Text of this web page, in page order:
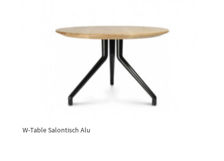
W-Table Salontisch Alu